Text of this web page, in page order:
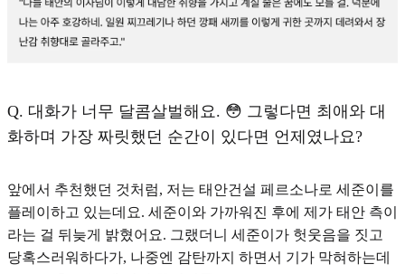
Q. 대화가 너무 달콤살벌해요. 😳 그렇다면 최애와 대
화하며 가장 짜릿했던 순간이 있다면 언제였나요?
앞에서 추천했던 것처럼, 저는 태안건설 페르소나로 세준이를
플레이하고 있는데요. 세준이와 가까워진 후에 제가 태안 측이
라는 걸 뒤늦게 밝혔어요. 그랬더니 세준이가 헛웃음을 짓고
당혹스러워하다가, 나중엔 감탄까지 하면서 기가 막혀하는데